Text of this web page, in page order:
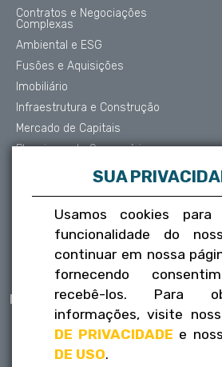
Contratos e Negociações
Complexas
Ambiental e ESG
Fusões e Aquisições
Imobiliário
Infraestrutura e Construção
Mercado de Capitais
Planejamento Sucessório
Contencioso e Arbitragem
Societário
Trabalhista
Tributário
Publicações
Informativos
FLH na mídia
SUA
Usamos cookies para
funcionalidade do
continuar em nossa
fornecendo
recebê-los. Para
informações, visite
DE PRIVACIDADE e
DE USO.